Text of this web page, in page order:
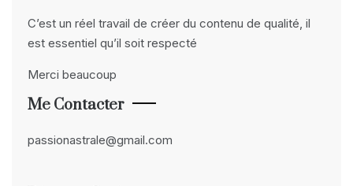
C’est un réel travail de créer du contenu de qualité, il
est essentiel qu’il soit respecté
Merci beaucoup
Me Contacter
passionastrale@gmail.com